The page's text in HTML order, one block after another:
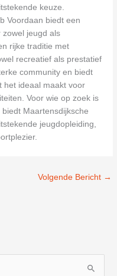
keuze.
Voordaan biedt een
zowel jeugd als
rijke traditie met
recreatief als prestatief
community en biedt
het ideaal maakt voor
Voor wie op zoek is
Maartensdijksche
jeugdopleiding,
Volgende Bericht →